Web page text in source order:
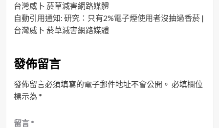
台灣威卜 菸草減害網路媒體
自動引用通知: 研究：只有2%電子煙使用者沒抽過香菸 |
台灣威卜 菸草減害網路媒體
發佈留言
發佈留言必須填寫的電子郵件地址不會公開。 必填欄位
標示為 *
留言 *